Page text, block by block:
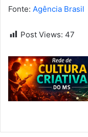
Fonte: Agência Brasil
Post Views: 47